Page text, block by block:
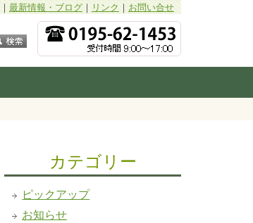
｜最新情報・ブログ｜リンク｜お問い合せ
カテゴリー
ピックアップ
お知らせ